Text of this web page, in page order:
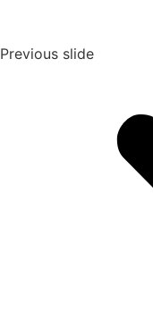
Previous slide